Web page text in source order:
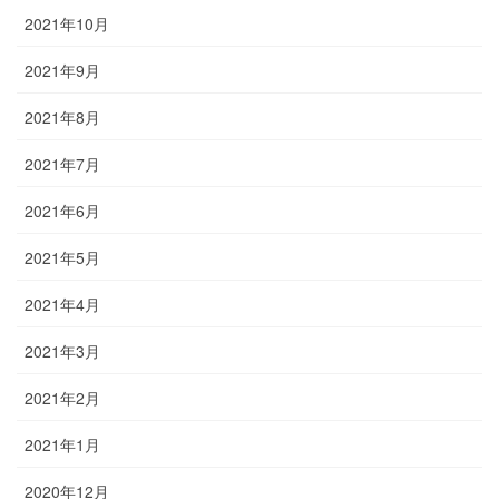
2021年10月
2021年9月
2021年8月
2021年7月
2021年6月
2021年5月
2021年4月
2021年3月
2021年2月
2021年1月
2020年12月